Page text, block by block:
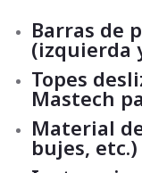
Barras de
(izquierda
Topes
Mastech
Material
bujes, etc.)